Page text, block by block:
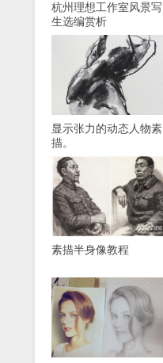
杭州理想工作室风景写
生选编赏析
显示张力的动态人物素
描。
素描半身像教程